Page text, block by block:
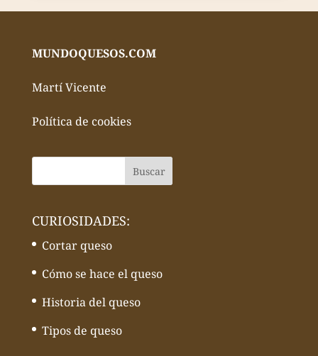
MUNDOQUESOS.COM
Martí Vicente
Política de cookies
CURIOSIDADES:
Cortar queso
Cómo se hace el queso
Historia del queso
Tipos de queso